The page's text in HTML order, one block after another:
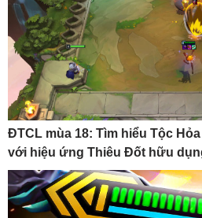
ĐTCL mùa 18: Tìm hiểu Tộc
với hiệu ứng Thiêu Đốt hữu